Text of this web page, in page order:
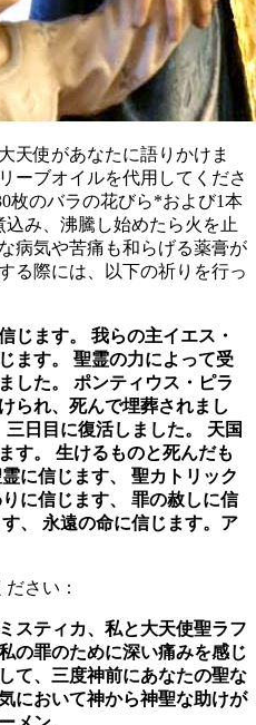
天使があなたに語りかけま
ーブオイルを代用してくださ
枚のバラの花びら*および1本
み、沸騰し始めたら火を止
病気や苦痛も和らげる薬膏が
る際には、以下の祈りを行っ
じます。 我らの主イエス・
ます。 聖霊の力によって受
した。 ポンティウス・ピラ
られ、死んで埋葬されまし
日目に復活しました。 天国
す。 生けるものと死んだも
に信じます、 聖カトリック
に信じます、 罪の赦しに信
、 永遠の命に信じます。ア
さい：
スティカ、私と大天使聖ラフ
の罪のために深い痛みを感じ
て、三度神前にあなたの聖な
において神から神聖な助けが